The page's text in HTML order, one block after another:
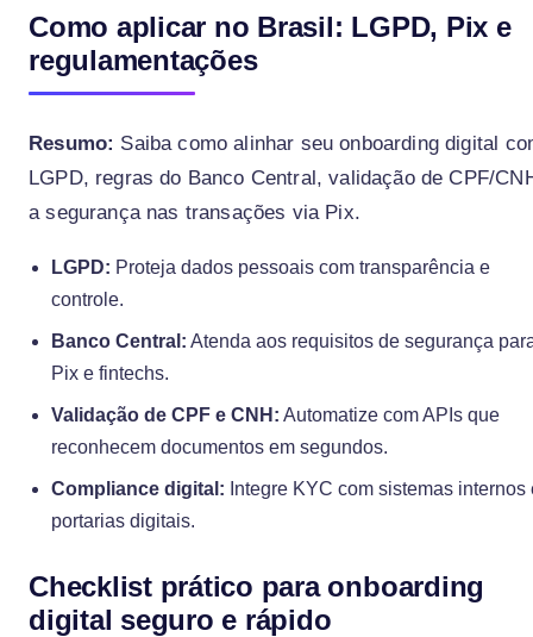
Como aplicar no Brasil: LGPD, Pix e
regulamentações
Resumo: Saiba como alinhar seu onboarding digital
LGPD, regras do Banco Central, validação de CPF/
a segurança nas transações via Pix.
LGPD: Proteja dados pessoais com transparência e
controle.
Banco Central: Atenda aos requisitos de segurança
Pix e fintechs.
Validação de CPF e CNH: Automatize com APIs que
reconhecem documentos em segundos.
Compliance digital: Integre KYC com sistemas internos
portarias digitais.
Checklist prático para onboarding
digital seguro e rápido